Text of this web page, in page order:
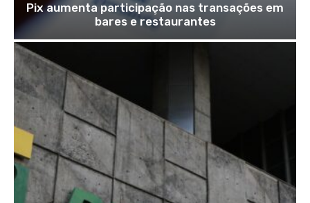
Pix aumenta participação nas transações em
bares e restaurantes